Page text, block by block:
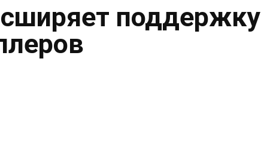
поддержку